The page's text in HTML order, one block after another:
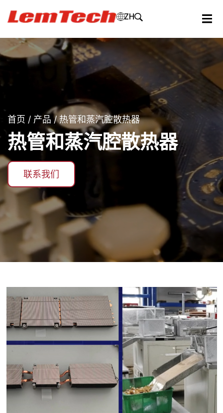
ZH
首页 / 产品 / 热管和蒸汽腔散热器
热管和蒸汽腔散热器
联系我们